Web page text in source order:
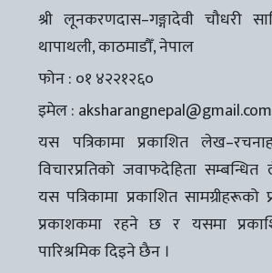
श्री लूनकरणदास–गङ्गादेवी चौधरी
थापाथली, काठमाडौँ, नेपाल
फोन : ०१ ४२२१२६०
इमेल : aksharangnepal@gmail.com
यस पत्रिकामा प्रकाशित
विचारप्रतिको जवाफदेहिता
यस पत्रिकामा प्रकाशित सामग्रीहरूको
प्रकाशकमा रहने छ र यसमा
पारिश्रमिक दिइने छैन ।